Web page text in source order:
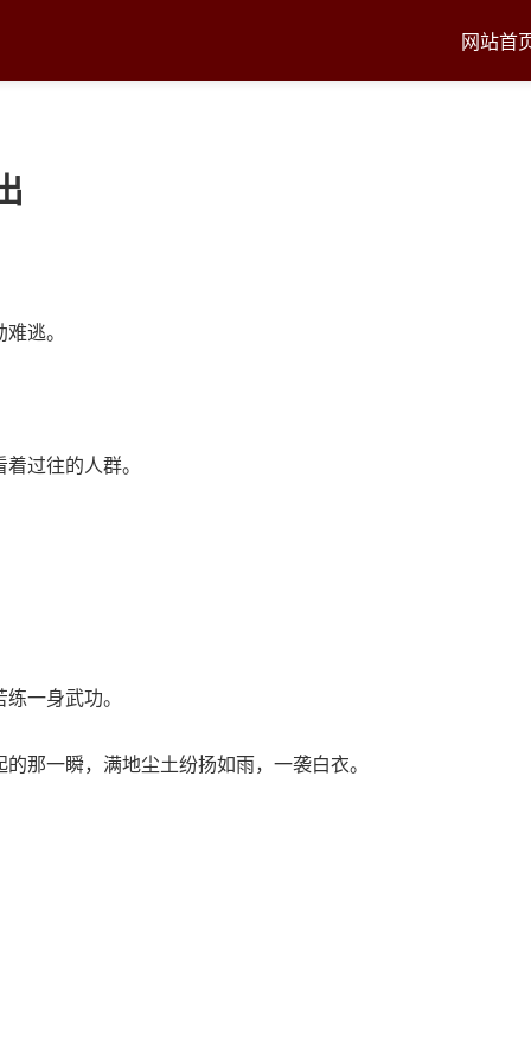
网站首
逃。
过往的人群。
一身武功。
那一瞬，满地尘土纷扬如雨，一袭白衣。